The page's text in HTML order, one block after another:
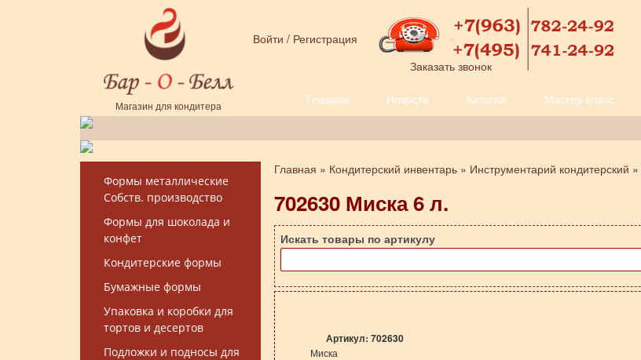
Перейти к основному содержанию
Магазин для кондитера
Войти / Регистрация
Заказать звонок
Главная Новости Каталог Мастер класс
Форма поиска
Формы металлические
Собств. производство
Формы для шоколада и
конфет
Кондитерские формы
Бумажные формы
Упаковка и коробки для
тортов и десертов
Подложки и подносы для
Вы здесь
Главная » Кондитерский инвентарь » Инструментарий кондитерский »
702630 Миска 6 л.
Искать товары по артикулу
Артикул: 702630
Миска